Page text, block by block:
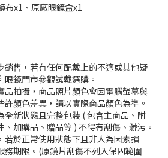
布x1、原廠眼鏡盒x1
售，若有任何配戴上的不適或其他疑
鏡門市參觀試戴選購。
拍攝，商品照片顏色會因電腦螢幕與
顏色差異，請以實際商品顏色為準。
新狀態且完整包裝 ( 包含主商品、附
加購品、贈品等 ) 不得有刮傷、髒污。
於正常使用狀態下且非人為因素損
務期限。(原鏡片刮傷不列入保固範圍